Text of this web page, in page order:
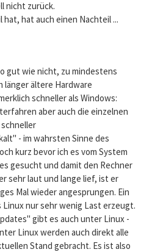
nicht zurück.
hat auch einen Nachteil ...
gut wie nicht, zu mindestens
ältere Hardware
schneller als Windows:
aber auch die einzelnen
schneller
- im wahrsten Sinne des
kurz bevor ich es vom System
gesucht und damit den Rechner
sehr laut und lange lief, ist er
Mal wieder angesprungen. Ein
nur sehr wenig Last erzeugt.
gibt es auch unter Linux -
Linux werden auch direkt alle
Stand gebracht. Es ist also